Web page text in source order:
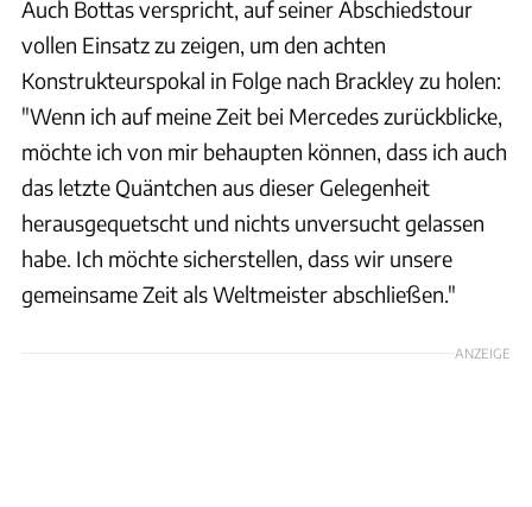
Auch Bottas verspricht, auf seiner Abschiedstour
vollen Einsatz zu zeigen, um den achten
Konstrukteurspokal in Folge nach Brackley zu holen:
"Wenn ich auf meine Zeit bei Mercedes zurückblicke,
möchte ich von mir behaupten können, dass ich auch
das letzte Quäntchen aus dieser Gelegenheit
herausgequetscht und nichts unversucht gelassen
habe. Ich möchte sicherstellen, dass wir unsere
gemeinsame Zeit als Weltmeister abschließen."
ANZEIGE